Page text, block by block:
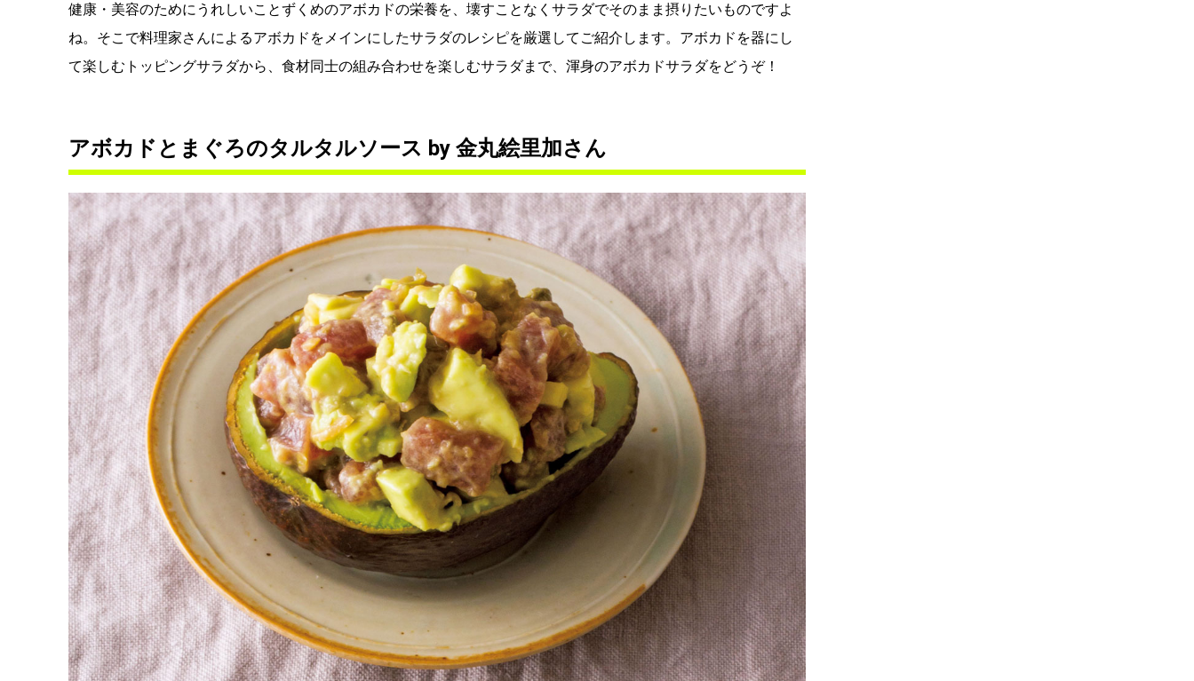
健康・美容のためにうれしいことずくめのアボカドの栄養を、壊すことなくサラダでそのまま摂りたいものですよ
ね。そこで料理家さんによるアボカドをメインにしたサラダのレシピを厳選してご紹介します。アボカドを器にし
て楽しむトッピングサラダから、食材同士の組み合わせを楽しむサラダまで、渾身のアボカドサラダをどうぞ！
アボカドとまぐろのタルタルソース by 金丸絵里加さん